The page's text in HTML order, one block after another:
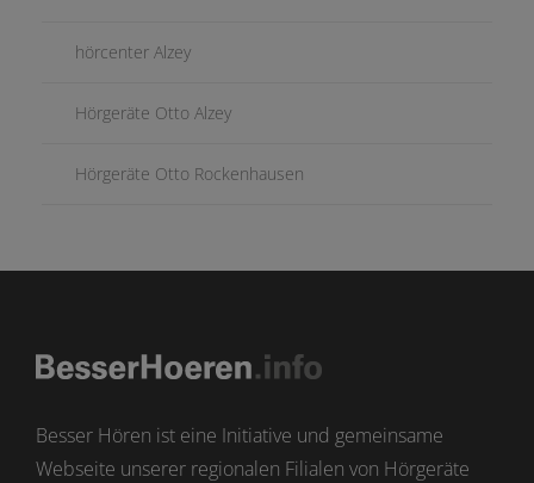
hörcenter Alzey
Hörgeräte Otto Alzey
Hörgeräte Otto Rockenhausen
Besser Hören ist eine Initiative und gemeinsame
Webseite unserer regionalen Filialen von Hörgeräte